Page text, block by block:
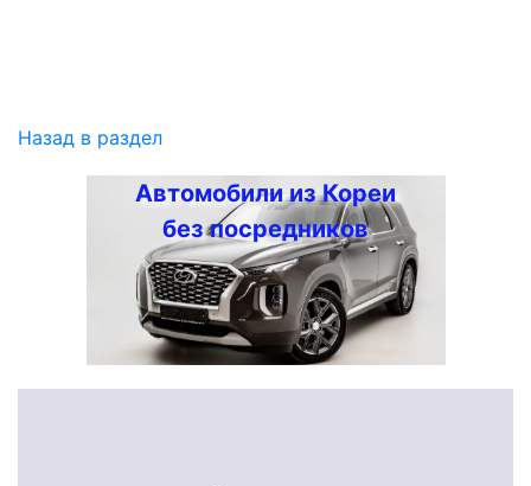
Назад в раздел
Автомобили из Кореи
без посредников